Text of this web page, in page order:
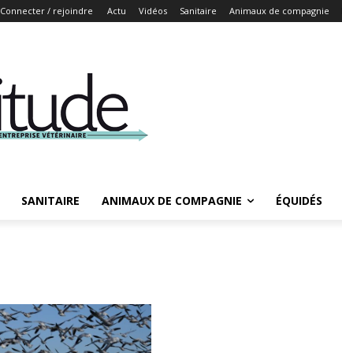
Connecter / rejoindre Actu Vidéos Sanitaire Animaux de compagnie
SANITAIRE ANIMAUX DE COMPAGNIE ÉQUIDÉS